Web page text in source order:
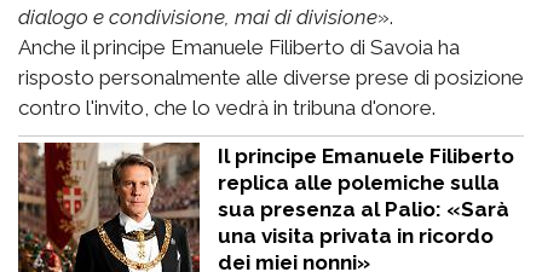
dialogo e condivisione, mai di divisione».
Anche il principe Emanuele Filiberto di Savoia ha
risposto personalmente alle diverse prese di posizione
contro l'invito, che lo vedrà in tribuna d'onore.
Il principe Emanuele Filiberto
replica alle polemiche sulla
sua presenza al Palio: «Sarà
una visita privata in ricordo
dei miei nonni»